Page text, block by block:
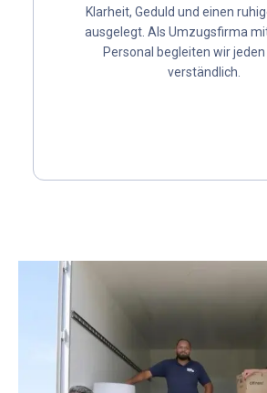
Klarheit, Geduld und einen
ausgelegt. Als Umzugsfirma
Personal begleiten wir
verständlich.